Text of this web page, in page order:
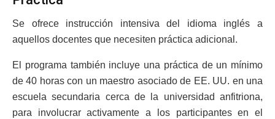
Se ofrece instrucción intensiva del idioma inglés a
aquellos docentes que necesiten práctica adicional.
El programa también incluye una práctica de un mínimo
de 40 horas con un maestro asociado de EE. UU. en una
escuela secundaria cerca de la universidad anfitriona,
para involucrar activamente a los participantes en el